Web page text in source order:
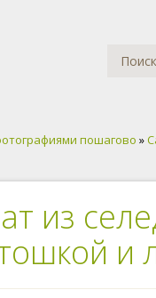
пошагово »
из
и